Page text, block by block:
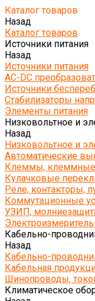
Каталог товаров
Назад
Каталог товаров
Источники питания
Назад
Источники питания
AC-DC
Источники
Стабилизаторы
Элементы питания
Низковольтное и
Назад
Низковольтное и
Автоматические
Клеммы, клеммные
Кулачковые
Реле, контакторы,
Коммутационные
УЗИП,
Кабельно-
Назад
Кабельно-
Кабельная
Шинопроводы,
Климатическое